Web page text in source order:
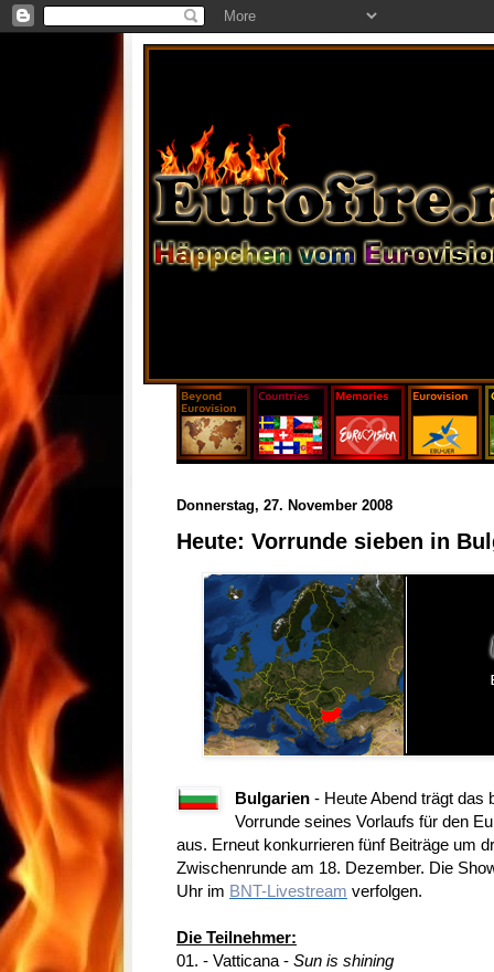
Donnerstag, 27. November 2008
Heute: Vorrunde sieben in
Bulgarien- Heute Abend trägt das
Vorrunde seines Vorlaufs für den
aus. Erneut konkurrieren fünf Beiträge um
Zwischenrunde am 18. Dezember. Die
Uhr im BNT-Livestream verfolgen.
Die Teilnehmer:
01. - Vatticana - Sun is shining